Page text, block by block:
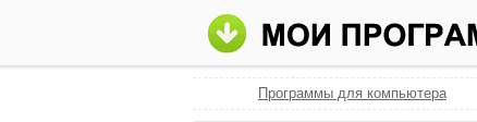
Программы для компьютера